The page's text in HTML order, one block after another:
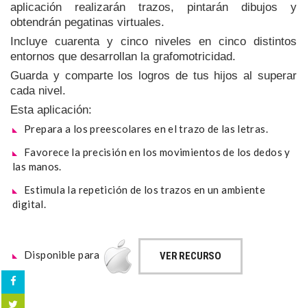
aplicación realizarán trazos, pintarán dibujos y
obtendrán pegatinas virtuales.
Incluye cuarenta y cinco niveles en cinco distintos
entornos que desarrollan la grafomotricidad.
Guarda y comparte los logros de tus hijos al superar
cada nivel.
Esta aplicación:
Prepara a los preescolares en el trazo de las letras.
Favorece la precisión en los movimientos de los dedos y
las manos.
Estimula la repetición de los trazos en un ambiente
digital.
Disponible para VER RECURSO